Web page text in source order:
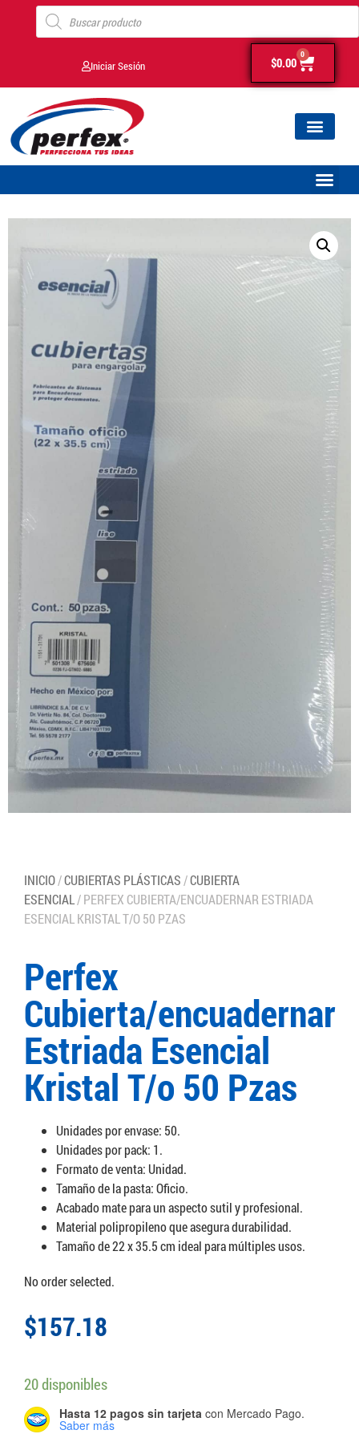
Iniciar Sesión $0.00
0
INICIO/CUBIERTAS PLÁSTICAS /CUBIERTA
ESENCIAL/ PERFEX CUBIERTA/ENCUADERNAR ESTRIADA
ESENCIAL KRISTAL T/O 50 PZAS
Perfex
Cubierta/encuadernar
Estriada Esencial
Kristal T/o 50 Pzas
Unidades por envase: 50.
Unidades por pack: 1.
Formato de venta: Unidad.
Tamaño de la pasta: Oficio.
Acabado mate para un aspecto sutil y profesional.
Material polipropileno que asegura durabilidad.
Tamaño de 22 x 35.5 cm ideal para múltiples usos.
No order selected.
$157.18
20 disponibles
Hasta 12 pagos sin tarjeta con Mercado Pago.
Saber más